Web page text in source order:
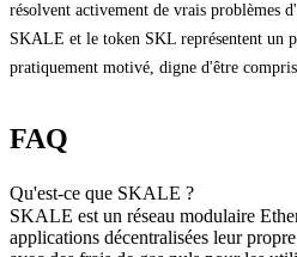
résolvent activement de vrais problèmes
SKALE et le token SKL représentent un
pratiquement motivé, digne d'être
FAQ
Qu'est-ce que SKALE ?
SKALE est un réseau modulaire
applications décentralisées leur